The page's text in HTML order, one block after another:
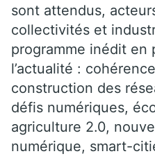
sont attendus,
collectivités et
programme inédit
l’actualité :
construction des
défis numériques,
agriculture 2.0,
numérique, smart-